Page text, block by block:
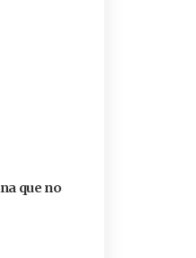
que no